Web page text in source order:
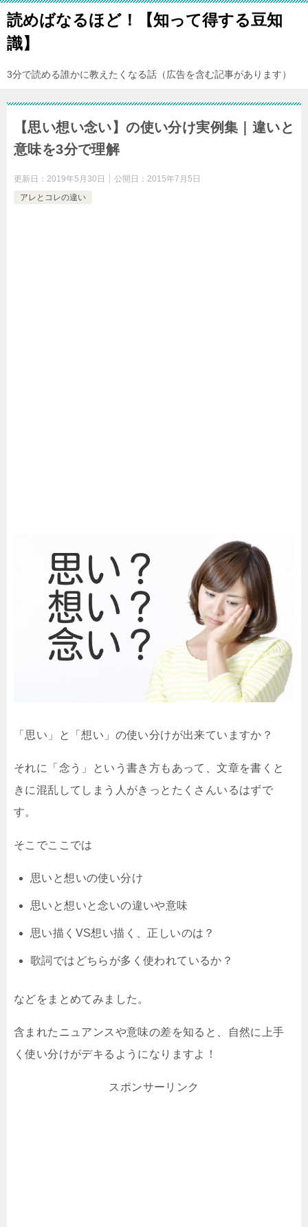
読めばなるほど！【知って得する豆知
識】
3分で読める誰かに教えたくなる話（広告を含む記事があります）
【思い想い念い】の使い分け実例集｜違いと
意味を3分で理解
更新日： 2019年5月30日 公開日： 2015年7月5日
アレとコレの違い
「思い」と「想い」の使い分けが出来ていますか？
それに「念う」という書き方もあって、文章を書くと
きに混乱してしまう人がきっとたくさんいるはずで
す。
そこでここでは
思いと想いの使い分け
思いと想いと念いの違いや意味
思い描くVS想い描く、正しいのは？
歌詞ではどちらが多く使われているか？
などをまとめてみました。
含まれたニュアンスや意味の差を知ると、自然に上手
く使い分けがデキるようになりますよ！
スポンサーリンク